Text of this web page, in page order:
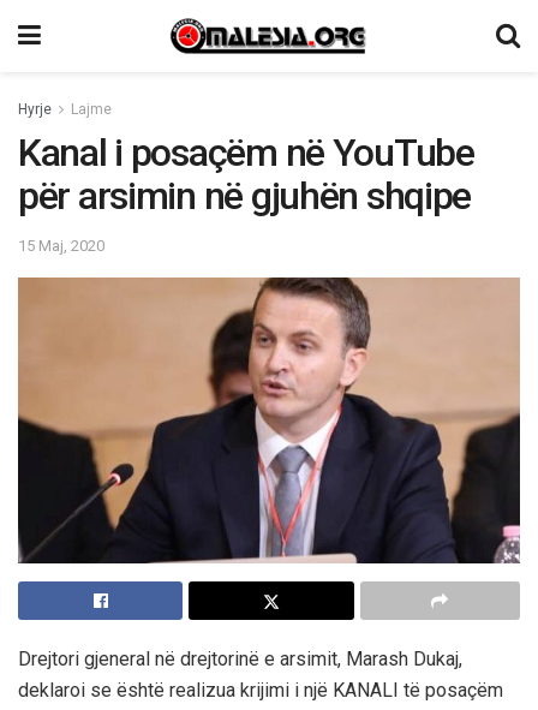
Hyrje Lajme
Kanal i posaçëm në YouTube
për arsimin në gjuhën shqipe
15 Maj, 2020
Drejtori gjeneral në drejtorinë e arsimit, Marash Dukaj,
deklaroi se është realizua krijimi i një KANALI të posaçëm